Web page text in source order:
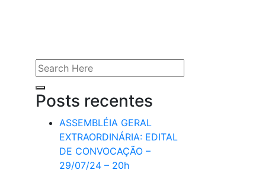
Posts recentes
ASSEMBLÉIA GERAL
EXTRAORDINÁRIA: EDITAL
DE CONVOCAÇÃO –
29/07/24 – 20h